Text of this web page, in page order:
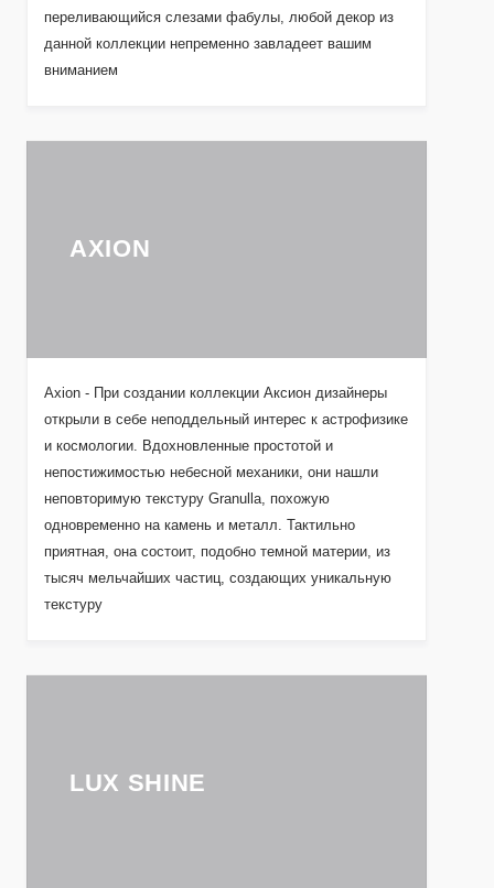
переливающийся слезами фабулы, любой декор из
данной коллекции непременно завладеет вашим
вниманием
AXION
Axion - При создании коллекции Аксион дизайнеры
открыли в себе неподдельный интерес к астрофизике
и космологии. Вдохновленные простотой и
непостижимостью небесной механики, они нашли
неповторимую текстуру Granulla, похожую
одновременно на камень и металл. Тактильно
приятная, она состоит, подобно темной материи, из
тысяч мельчайших частиц, создающих уникальную
текстуру
LUX SHINE